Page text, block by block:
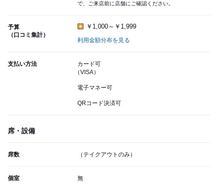
で、ご来店前に店舗にご確認ください。
予算
（口コミ集計）
￥1,000～￥1,999
利用金額分布を見る
支払い方法
カード可
（VISA）
電子マネー可
QRコード決済可
席・設備
席数 （テイクアウトのみ）
個室 無